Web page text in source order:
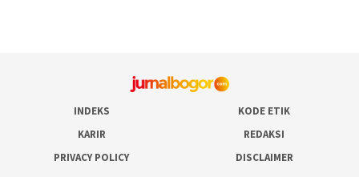
INDEKS
KODE ETIK
KARIR
REDAKSI
PRIVACY POLICY
DISCLAIMER